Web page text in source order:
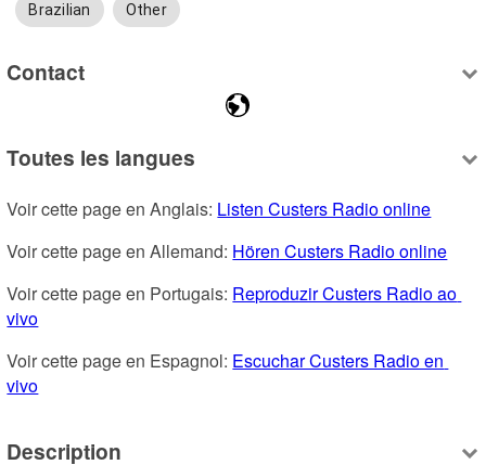
Brazilian Other
Contact
Toutes les langues
Voir cette page en Anglais: Listen Custers Radio online
Voir cette page en Allemand: Hören Custers Radio online
Voir cette page en Portugais: Reproduzir Custers Radio ao
vivo
Voir cette page en Espagnol: Escuchar Custers Radio en
vivo
Description